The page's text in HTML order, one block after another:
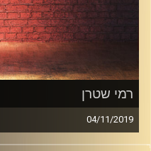
רמי שטרן
04/11/2019
אוקיי, וואו. פרק כזה עוד